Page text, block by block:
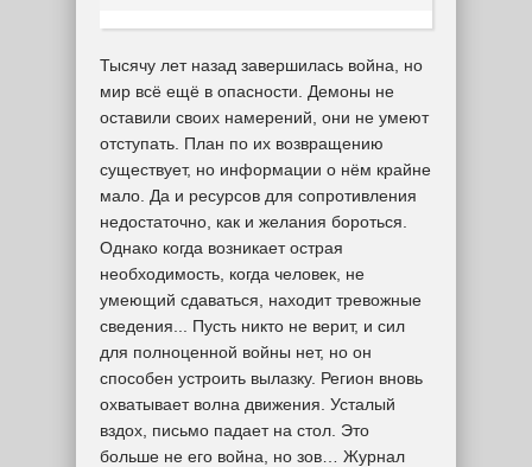
Тысячу лет назад завершилась война, но
мир всё ещё в опасности. Демоны не
оставили своих намерений, они не умеют
отступать. План по их возвращению
существует, но информации о нём крайне
мало. Да и ресурсов для сопротивления
недостаточно, как и желания бороться.
Однако когда возникает острая
необходимость, когда человек, не
умеющий сдаваться, находит тревожные
сведения... Пусть никто не верит, и сил
для полноценной войны нет, но он
способен устроить вылазку. Регион вновь
охватывает волна движения. Усталый
вздох, письмо падает на стол. Это
больше не его война, но зов… Журнал